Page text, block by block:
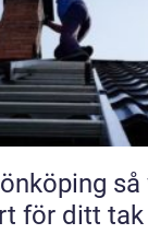
så väljer
för ditt tak